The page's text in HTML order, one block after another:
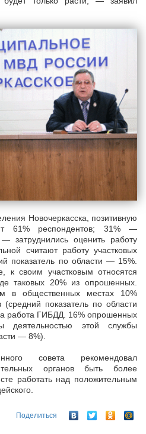
Новочеркасска, позитивную
61% респондентов; 31% —
затруднились оценить работу
считают работу участковых
показатель по области — 15%.
к своим участковым относятся
таковых 20% из опрошенных.
в общественных местах 10%
показатель по области
работа ГИБДД. 16% опрошенных
деятельностью этой службы
— 8%).
совета рекомендовал
органов быть более
работать над положительным
Поделиться